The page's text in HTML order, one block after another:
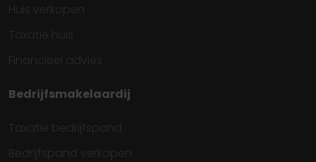
Huis verkopen
Taxatie huis
Financieel advies
Bedrijfsmakelaardij
Taxatie bedrijfspand
Bedrijfspand verkopen